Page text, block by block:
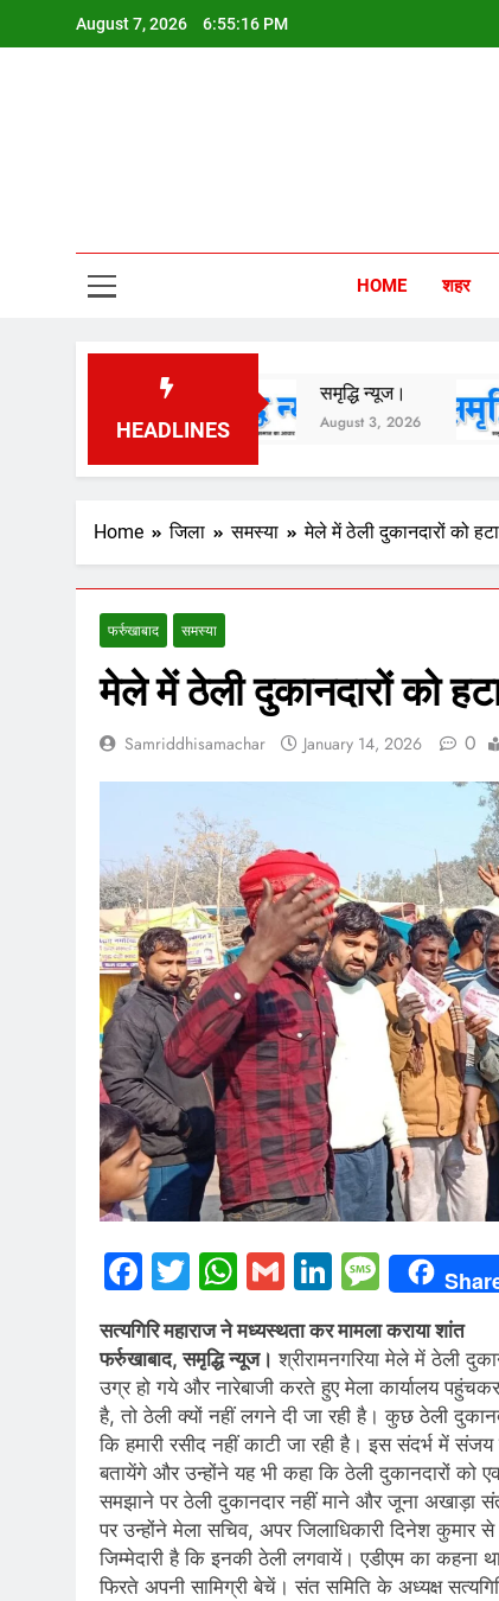
August 7, 2026 6:55:17 PM
HOME शहर
HEADLINES
समृद्धि न्यूज।
August 3, 2026
Home जिला समस्या मेले में ठेली दुकानदारों को
फर्रुखाबाद समस्या
मेले में ठेली दुकानदारों को
Samriddhisamachar January 14, 2026 0
Facebook
Twitter
WhatsApp
GmailLinkedIn
सत्यगिरि महाराज ने मध्यस्थता कर मामला कराया शांत
फर्रुखाबाद, समृद्धि न्यूज। श्रीरामनगरिया मेले में ठेली
उग्र हो गये और नारेबाजी करते हुए मेला कार्यालय
है, तो ठेली क्यों नहीं लगने दी जा रही है। कुछ ठेली
कि हमारी रसीद नहीं काटी जा रही है। इस संदर्भ में
बतायेंगे और उन्होंने यह भी कहा कि ठेली दुकानदारों
समझाने पर ठेली दुकानदार नहीं माने और जूना अखाड़ा
पर उन्होंने मेला सचिव, अपर जिलाधिकारी दिनेश
जिम्मेदारी है कि इनकी ठेली लगवायें। एडीएम का
फिरते अपनी सामिग्री बेचें। संत समिति के अध्यक्ष